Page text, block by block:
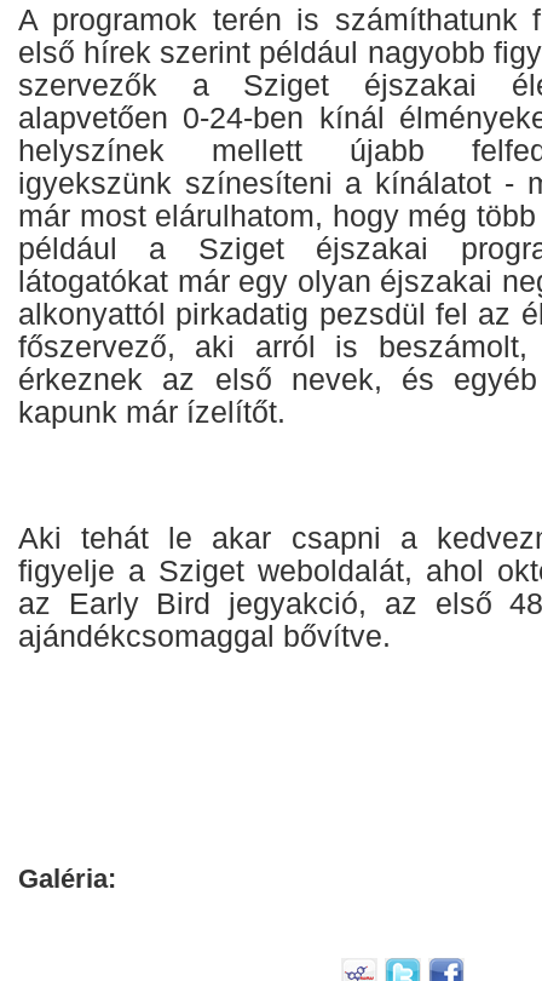
A programok terén is számíthatunk
első hírek szerint például nagyobb
szervezők a Sziget éjszakai
alapvetően 0-24-ben kínál
helyszínek mellett újabb
igyekszünk színesíteni a kínálatot -
már most elárulhatom, hogy még
például a Sziget éjszakai
látogatókat már egy olyan éjszakai
alkonyattól pirkadatig pezsdül fel az
főszervező, aki arról is beszámolt,
érkeznek az első nevek, és
kapunk már ízelítőt.
Aki tehát le akar csapni a
figyelje a Sziget weboldalát, ahol
az Early Bird jegyakció, az első
ajándékcsomaggal bővítve.
Galéria: